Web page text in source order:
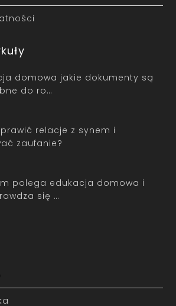
domowa jakie dokumenty są
do ro…
relacje z synem i
zaufanie?
polega edukacja domowa i
się …